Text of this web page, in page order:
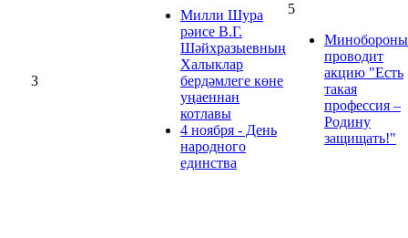
3
Милли Шура
рәисе В.Г.
Шәйхразыевның
Халыклар
бердәмлеге көне
уңаеннан
котлавы
4 ноября - День
народного
единства
5
Минобороны
проводит
акцию "Есть
такая
профессия –
Родину
защищать!"